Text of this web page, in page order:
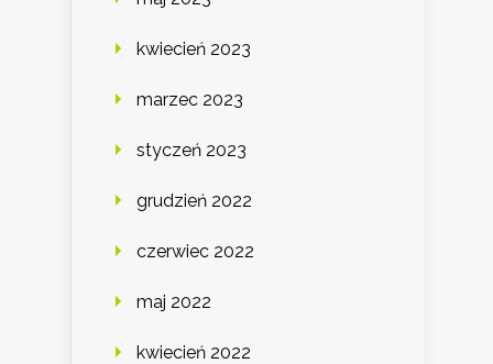
kwiecień 2023
marzec 2023
styczeń 2023
grudzień 2022
czerwiec 2022
maj 2022
kwiecień 2022